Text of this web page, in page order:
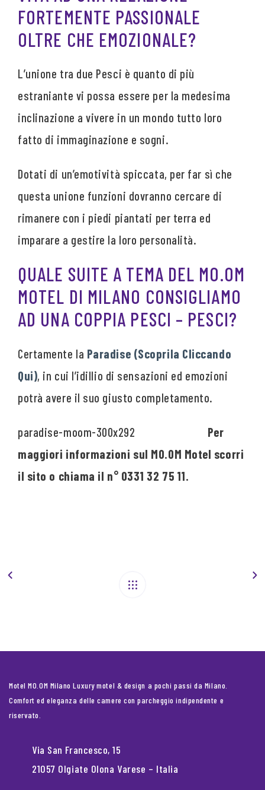
FORTEMENTE PASSIONALE
OLTRE CHE EMOZIONALE?
L’unione tra due Pesci è quanto di più
estraniante vi possa essere per la medesima
inclinazione a vivere in un mondo tutto loro
fatto di immaginazione e sogni.
Dotati di un’emotività spiccata, per far sì che
questa unione funzioni dovranno cercare di
rimanere con i piedi piantati per terra ed
imparare a gestire la loro personalità.
QUALE SUITE A TEMA DEL MO.OM
MOTEL DI MILANO CONSIGLIAMO
AD UNA COPPIA PESCI – PESCI?
Certamente la Paradise (Scoprila Cliccando
Qui), in cui l’idillio di sensazioni ed emozioni
potrà avere il suo giusto completamento.
Per
maggiori informazioni sul MO.OM Motel scorri
il sito o chiama il n° 0331 32 75 11.
Motel MO.OM Milano Luxury motel & design a pochi passi da Milano.
Comfort ed eleganza delle camere con parcheggio indipendente e
riservato.
Via San Francesco, 15
21057 Olgiate Olona Varese – Italia